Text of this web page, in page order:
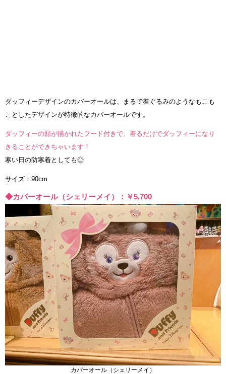
ダッフィーデザインのカバーオールは、まるで着ぐるみのようなもこも
ことしたデザインが特徴的なカバーオールです。
ダッフィーの顔が描かれたフード付きで、着るだけでダッフィーになり
きることができちゃいます！
寒い日の防寒着としても◎
サイズ：90cm
◆カバーオール（シェリーメイ）：￥5,700
カバーオール（シェリーメイ）